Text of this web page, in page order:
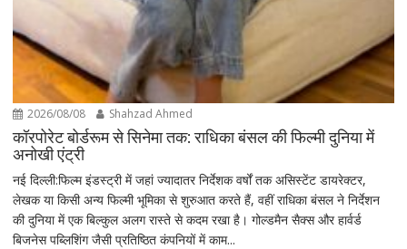
2026/08/08 Shahzad Ahmed
कॉरपोरेट बोर्डरूम से सिनेमा तक: राधिका बंसल की फिल्मी दुनिया में
अनोखी एंट्री
नई दिल्ली:फिल्म इंडस्ट्री में जहां ज्यादातर निर्देशक वर्षों तक असिस्टेंट डायरेक्टर,
लेखक या किसी अन्य फिल्मी भूमिका से शुरुआत करते हैं, वहीं राधिका बंसल ने निर्देशन
की दुनिया में एक बिल्कुल अलग रास्ते से कदम रखा है। गोल्डमैन सैक्स और हार्वर्ड
बिजनेस पब्लिशिंग जैसी प्रतिष्ठित कंपनियों में काम...